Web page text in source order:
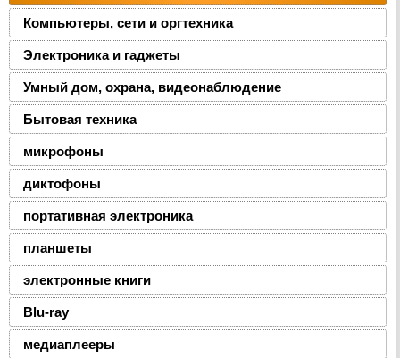
Компьютеры, сети и оргтехника
Электроника и гаджеты
Умный дом, охрана, видеонаблюдение
Бытовая техника
микрофоны
диктофоны
портативная электроника
планшеты
электронные книги
Blu-ray
медиаплееры